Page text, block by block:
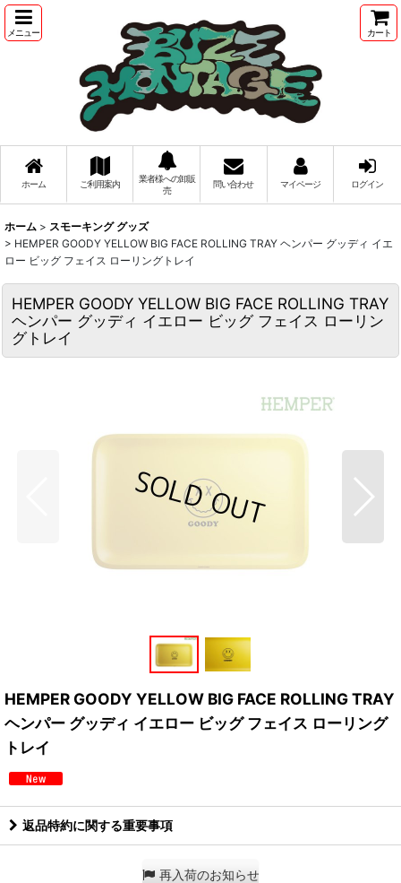
メニュー カート
ホーム ご利用案内
業者様への卸販
売
問い合わせ マイページ ログイン
ホーム > スモーキング グッズ
> HEMPER GOODY YELLOW BIG FACE ROLLING TRAY ヘンパー グッディ イエ
ロー ビッグ フェイス ローリングトレイ
HEMPER GOODY YELLOW BIG FACE ROLLING TRAY
ヘンパー グッディ イエロー ビッグ フェイス ローリン
グトレイ
HEMPER GOODY YELLOW BIG FACE ROLLING TRAY
ヘンパー グッディ イエロー ビッグ フェイス ローリング
トレイ
返品特約に関する重要事項
再入荷のお知らせ